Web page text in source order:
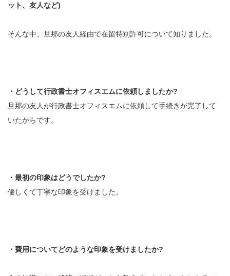
ット、友人など)
そんな中、旦那の友人経由で在留特別許可について知りました。
・どうして行政書士オフィスエムに依頼しましたか?
旦那の友人が行政書士オフィスエムに依頼して手続きが完了して
いたからです。
・最初の印象はどうでしたか?
優しくて丁寧な印象を受けました。
・費用についてどのような印象を受けましたか?